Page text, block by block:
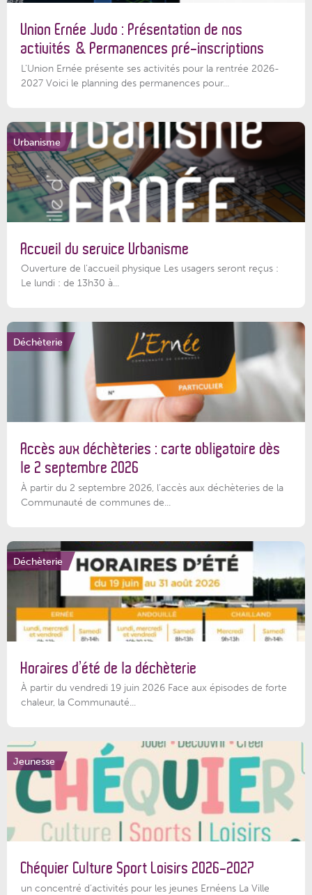
Union Ernée Judo : Présentation de nos
activités & Permanences pré-inscriptions
L'Union Ernée présente ses activités pour la rentrée 2026-
2027 Voici le planning des permanences pour...
Urbanisme
Accueil du service Urbanisme
Ouverture de l'accueil physique Les usagers seront reçus :
Le lundi : de 13h30 à...
Déchèterie
Accès aux déchèteries : carte obligatoire dès
le 2 septembre 2026
À partir du 2 septembre 2026, l’accès aux déchèteries de la
Communauté de communes de...
Déchèterie
Horaires d’été de la déchèterie
À partir du vendredi 19 juin 2026 Face aux épisodes de forte
chaleur, la Communauté...
Jeunesse
Chéquier Culture Sport Loisirs 2026-2027
un concentré d’activités pour les jeunes Ernéens La Ville